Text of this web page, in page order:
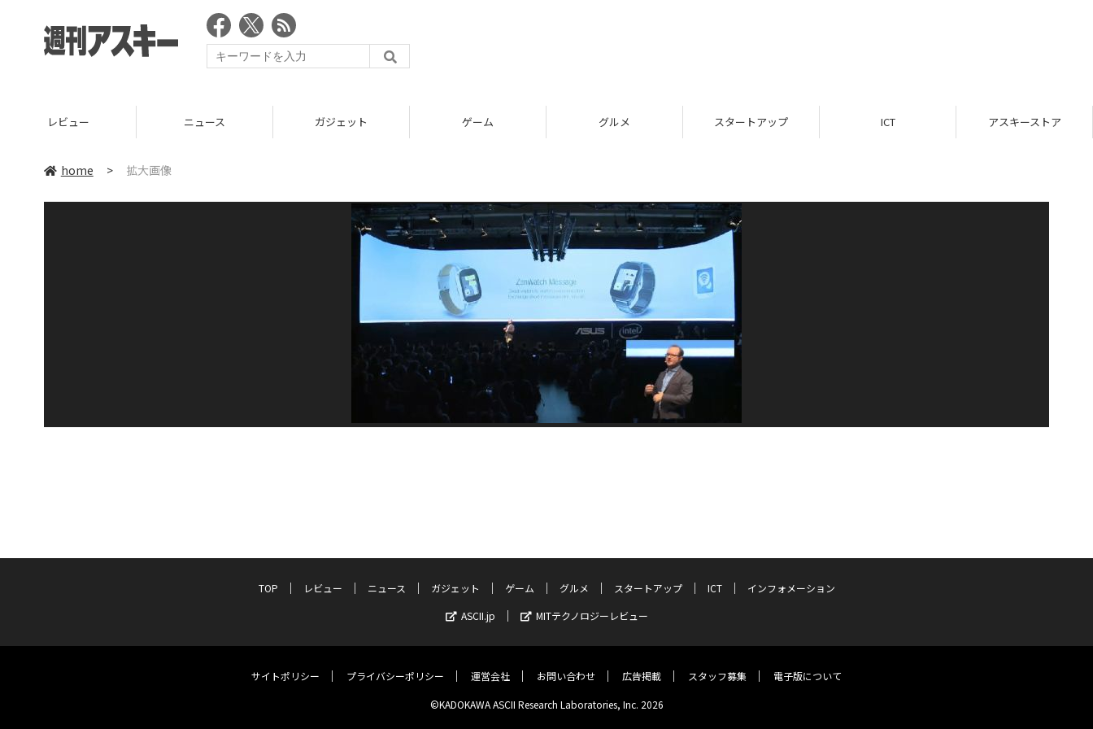
レビュー ニュース ガジェット ゲーム グルメ スタートアップ ICT アスキーストア
home > 拡大画像
TOP レビュー ニュース ガジェット ゲーム グルメ スタートアップ ICT
インフォメーション
ASCII.jp
MITテクノロジーレビュー
サイトポリシー プライバシーポリシー 運営会社 お問い合わせ 広告掲載 スタッフ募集 電子版について
©KADOKAWA ASCII Research Laboratories, Inc. 2026